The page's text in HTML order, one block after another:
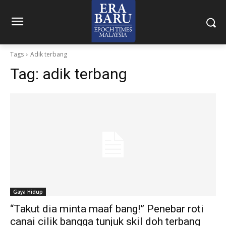
Tags Adik terbang
Tag: adik terbang
Gaya Hidup
“Takut dia minta maaf bang!” Penebar roti
canai cilik bangga tunjuk skil doh terbang